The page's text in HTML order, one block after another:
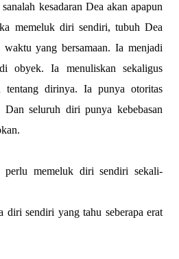
kesadaran Dea akan apapun
memeluk diri sendiri, tubuh Dea
yang bersamaan. Ia menjadi
obyek. Ia menuliskan sekaligus
tentang dirinya. Ia punya otoritas
seluruh diri punya kebebasan
perlu memeluk diri sendiri sekali-
diri sendiri yang tahu seberapa erat